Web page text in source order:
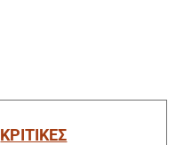
ΚΡΙΤΙΚΕΣ